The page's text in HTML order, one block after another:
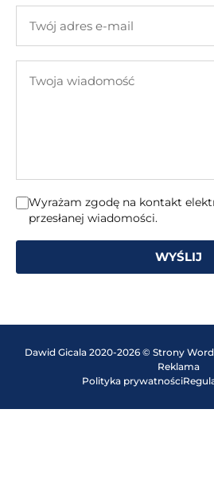
adres
mail
wiadomość
Wyrażam zgodę na kontakt
przesłanej wiadomości.
WYŚLIJ
Dawid Gicala 2020-2026 © Strony
Reklama
Polityka prywatności